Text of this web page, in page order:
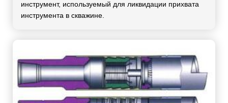
инструмент, используемый для ликвидации прихвата
инструмента в скважине.